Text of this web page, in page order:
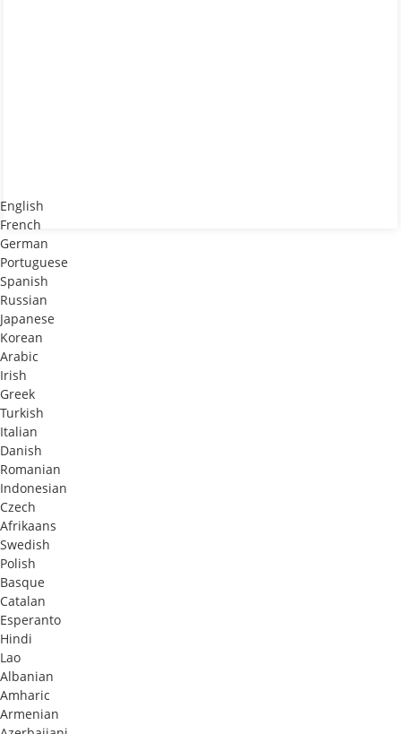
English
French
German
Portuguese
Spanish
Russian
Japanese
Korean
Arabic
Irish
Greek
Turkish
Italian
Danish
Romanian
Indonesian
Czech
Afrikaans
Swedish
Polish
Basque
Catalan
Esperanto
Hindi
Lao
Albanian
Amharic
Armenian